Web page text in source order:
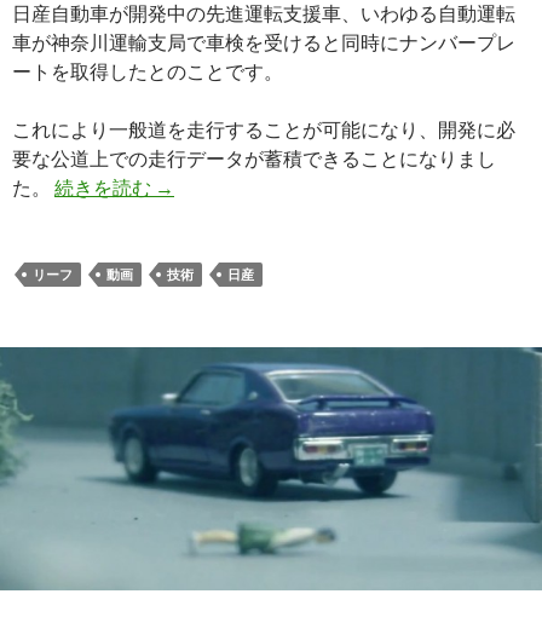
日産自動車が開発中の先進運転支援車、いわゆる自動運転
車が神奈川運輸支局で車検を受けると同時にナンバープレ
ートを取得したとのことです。
これにより一般道を走行することが可能になり、開発に必
要な公道上での走行データが蓄積できることになりまし
た。 続きを読む →
リーフ 動画 技術 日産